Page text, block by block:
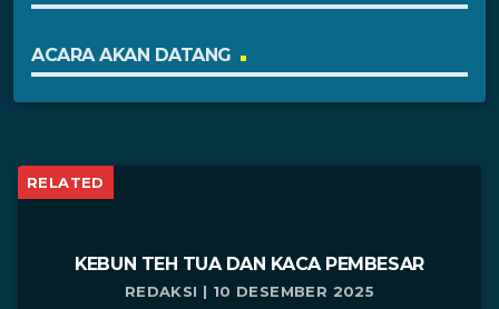
ACARA AKAN DATANG
RELATED
KEBUN TEH TUA DAN KACA PEMBESAR
REDAKSI | 10 DESEMBER 2025